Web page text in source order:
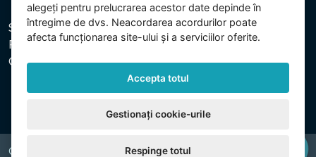
Societatea este înregistrată la Tribunalul Municipal din
Praga, secția C, dosar 74759. CUI: 26150808, CIF:
CZ26150808.
Copyright © 2026 INTEX TRADING s.r.o. All rights reserved.
alegeți pentru prelucrarea acestor date depinde în
întregime de dvs. Neacordarea acordurilor poate
afecta funcționarea site-ului și a serviciilor oferite.
Accepta totul
Gestionați cookie-urile
Respinge totul